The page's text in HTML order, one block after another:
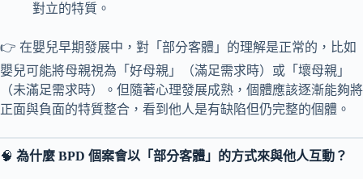
對立的特質。
👉 在嬰兒早期發展中，對「部分客體」的理解是正常的，比如
嬰兒可能將母親視為「好母親」（滿足需求時）或「壞母親」
（未滿足需求時）。但隨著心理發展成熟，個體應該逐漸能夠將
正面與負面的特質整合，看到他人是有缺陷但仍完整的個體。
🧠 為什麼 BPD 個案會以「部分客體」的方式來與他人互動？